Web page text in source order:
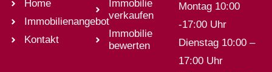
Home
Immobilienangebot
Kontakt
Immobilie
verkaufen
Immobilie
bewerten
Montag 10:00
-17:00 Uhr
Dienstag 10:00 –
17:00 Uhr